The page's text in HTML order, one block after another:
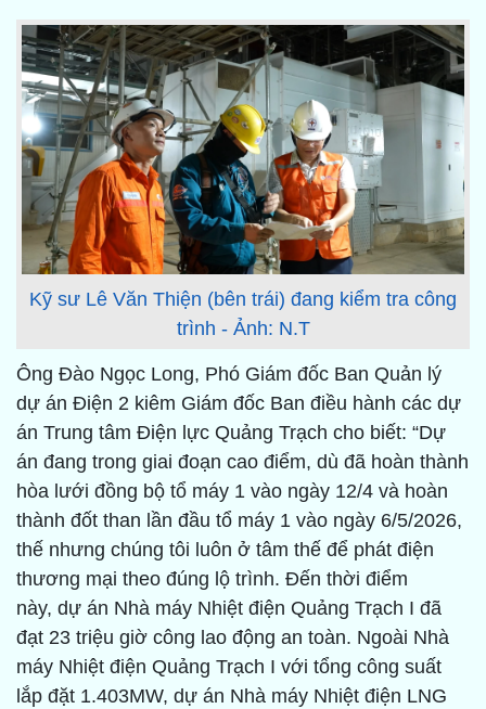
Kỹ sư Lê Văn Thiện (bên trái) đang kiểm tra công
trình - Ảnh: N.T
Ông Đào Ngọc Long, Phó Giám đốc Ban Quản lý
dự án Điện 2 kiêm Giám đốc Ban điều hành các dự
án Trung tâm Điện lực Quảng Trạch cho biết: “Dự
án đang trong giai đoạn cao điểm, dù đã hoàn thành
hòa lưới đồng bộ tổ máy 1 vào ngày 12/4 và hoàn
thành đốt than lần đầu tổ máy 1 vào ngày 6/5/2026,
thế nhưng chúng tôi luôn ở tâm thế để phát điện
thương mại theo đúng lộ trình. Đến thời điểm
này, dự án Nhà máy Nhiệt điện Quảng Trạch I đã
đạt 23 triệu giờ công lao động an toàn. Ngoài Nhà
máy Nhiệt điện Quảng Trạch I với tổng công suất
lắp đặt 1.403MW, dự án Nhà máy Nhiệt điện LNG